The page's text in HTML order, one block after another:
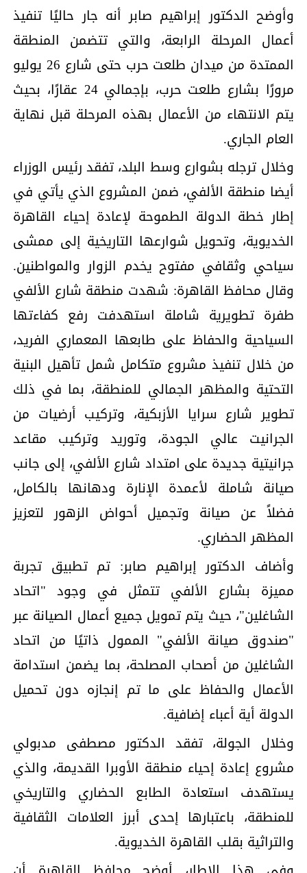
وأوضح الدكتور إبراهيم صابر أنه جار حاليًا تنفيذ
أعمال المرحلة الرابعة، والتي تتضمن المنطقة
الممتدة من ميدان طلعت حرب حتى شارع 26 يوليو
مرورًا بشارع طلعت حرب، بإجمالي 24 عقارًا، بحيث
يتم الانتهاء من الأعمال بهذه المرحلة قبل نهاية
العام الجاري.
وخلال ترجله بشوارع وسط البلد، تفقد رئيس الوزراء
أيضا منطقة الألفي، ضمن المشروع الذي يأتي في
إطار خطة الدولة الطموحة لإعادة إحياء القاهرة
الخديوية، وتحويل شوارعها التاريخية إلى ممشى
سياحي وثقافي مفتوح يخدم الزوار والمواطنين.
وقال محافظ القاهرة: شهدت منطقة شارع الألفي
طفرة تطويرية شاملة استهدفت رفع كفاءتها
السياحية والحفاظ على طابعها المعماري الفريد،
من خلال تنفيذ مشروع متكامل شمل تأهيل البنية
التحتية والمظهر الجمالي للمنطقة، بما في ذلك
تطوير شارع سرايا الأزبكية، وتركيب أرضيات من
الجرانيت عالي الجودة، وتوريد وتركيب مقاعد
جرانيتية جديدة على امتداد شارع الألفي، إلى جانب
صيانة شاملة لأعمدة الإنارة ودهانها بالكامل،
فضلاً عن صيانة وتجميل أحواض الزهور لتعزيز
المظهر الحضاري.
وأضاف الدكتور إبراهيم صابر: تم تطبيق تجربة
مميزة بشارع الألفي تتمثل في وجود "اتحاد
الشاغلين"، حيث يتم تمويل جميع أعمال الصيانة عبر
"صندوق صيانة الألفي" الممول ذاتيًا من اتحاد
الشاغلين من أصحاب المصلحة، بما يضمن استدامة
الأعمال والحفاظ على ما تم إنجازه دون تحميل
الدولة أية أعباء إضافية.
وخلال الجولة، تفقد الدكتور مصطفى مدبولي
مشروع إعادة إحياء منطقة الأوبرا القديمة، والذي
يستهدف استعادة الطابع الحضاري والتاريخي
للمنطقة، باعتبارها إحدى أبرز العلامات الثقافية
والتراثية بقلب القاهرة الخديوية.